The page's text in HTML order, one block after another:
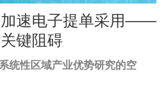
加速电子提单采用——
键阻碍
统性区域产业优势研究的空